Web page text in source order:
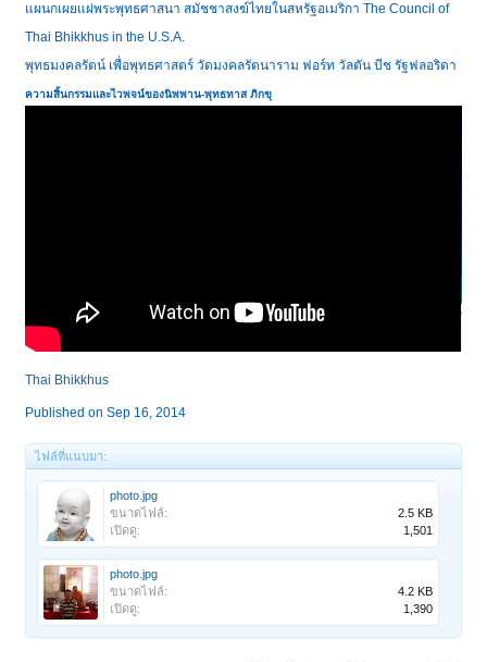
แผนกเผยแผ่พระพุทธศาสนา สมัชชาสงฆ์ไทยในสหรัฐอเมริกา The Council of
Thai Bhikkhus in the U.S.A.
พุทธมงคลรัตน์ เพื่อพุทธศาสตร์ วัดมงคลรัตนาราม ฟอร์ท วัลตัน บีช รัฐฟลอริดา
ความสิ้นกรรมและไวพจน์ของนิพพาน-พุทธทาส ภิกขุ
Thai Bhikkhus
Published on Sep 16, 2014
ไฟล์ที่แนบมา:
photo.jpg
ขนาดไฟล์:
2.5 KB
เปิดดู:
1,501
photo.jpg
ขนาดไฟล์:
4.2 KB
เปิดดู:
1,390